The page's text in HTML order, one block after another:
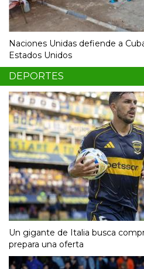
Naciones Unidas defiende a
Estados Unidos
DEPORTES
Un gigante de Italia busca
prepara una oferta